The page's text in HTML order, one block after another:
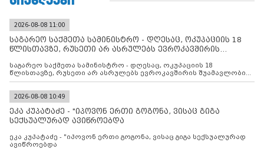
2026-08-08 11:00
საგარეო საქმეთა სამინისტრო - დღესაც, ოკუპაციის 18
წლისთავზე, რუსეთი არ ასრულებს ევროკავშირის
საგარეო საქმეთა სამინისტრო - დღესაც, ოკუპაციის 18
წლისთავზე, რუსეთი არ ასრულებს ევროკავშირის შუამავლობით
დადებულ 2008 წლის 12 აგვისტოს ცეცხლის შეწყვეტის
კონტროლს ოკუპირებულ რეგიონებში, აგრძელებს მათი
მილიტარიზაციის პროცესს და აქტიურად დგამს ნაბიჯებს მათი
ფაქტობრივი ანექსიისკენ
2026-08-08 10:49
ეკა კუპატაძე - "იპოვონ ერთი გოგონა, ვისაც გიგა
სექსუალურად ავიწროებდა
ეკა კუპატაძე - "იპოვონ ერთი გოგონა, ვისაც გიგა სექსუალურად
ავიწროებდა